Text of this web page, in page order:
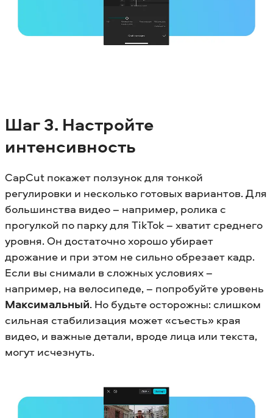
Шаг 3. Настройте
интенсивность
CapCut покажет ползунок для тонкой
регулировки и несколько готовых вариантов. Для
большинства видео – например, ролика с
прогулкой по парку для TikTok – хватит среднего
уровня. Он достаточно хорошо убирает
дрожание и при этом не сильно обрезает кадр.
Если вы снимали в сложных условиях –
например, на велосипеде, – попробуйте уровень
Максимальный. Но будьте осторожны: слишком
сильная стабилизация может «съесть» края
видео, и важные детали, вроде лица или текста,
могут исчезнуть.